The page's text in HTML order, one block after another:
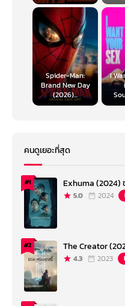
Spider-Man:
Brand New Day
(2026)...
I
คนดูเยอะที่สุด
#1 Exhuma (2024)
5.0 2024
#2 The Creator
4.3 2023